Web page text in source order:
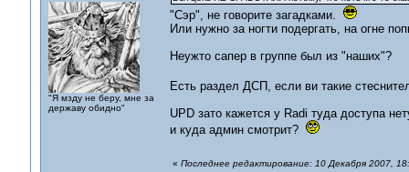
"Я мзду не беру, мне за
державу обидно"
"Сэр", не говорите загадками.
Или нужно за ногти подергать, на огне
Неужто сапер в группе был из "наших"?
Есть раздел ДСП, если ви такие
UPD зато кажется у Radi туда доступа
и куда админ смотрит?
« Последнее редактирование: 10 Декабря 2007,